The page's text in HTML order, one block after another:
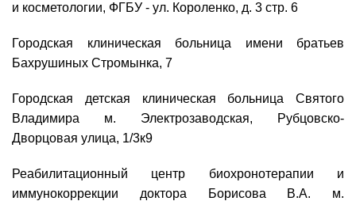
и косметологии, ФГБУ - ул. Короленко, д. 3 стр. 6
Городская клиническая больница имени братьев
Бахрушиных Стромынка, 7
Городская детская клиническая больница Святого
Владимира м. Электрозаводская, Рубцовско-
Дворцовая улица, 1/3к9
Реабилитационный центр биохронотерапии и
иммунокоррекции доктора Борисова В.А. м.